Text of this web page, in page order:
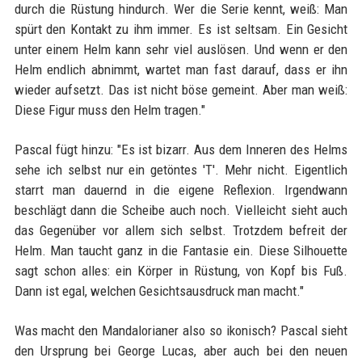
durch die Rüstung hindurch. Wer die Serie kennt, weiß: Man
spürt den Kontakt zu ihm immer. Es ist seltsam. Ein Gesicht
unter einem Helm kann sehr viel auslösen. Und wenn er den
Helm endlich abnimmt, wartet man fast darauf, dass er ihn
wieder aufsetzt. Das ist nicht böse gemeint. Aber man weiß:
Diese Figur muss den Helm tragen."
Pascal fügt hinzu: "Es ist bizarr. Aus dem Inneren des Helms
sehe ich selbst nur ein getöntes 'T'. Mehr nicht. Eigentlich
starrt man dauernd in die eigene Reflexion. Irgendwann
beschlägt dann die Scheibe auch noch. Vielleicht sieht auch
das Gegenüber vor allem sich selbst. Trotzdem befreit der
Helm. Man taucht ganz in die Fantasie ein. Diese Silhouette
sagt schon alles: ein Körper in Rüstung, von Kopf bis Fuß.
Dann ist egal, welchen Gesichtsausdruck man macht."
Was macht den Mandalorianer also so ikonisch? Pascal sieht
den Ursprung bei George Lucas, aber auch bei den neuen